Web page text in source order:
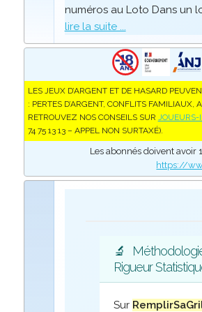
numéros au Loto Dans un
lire la suite ...
LES JEUX D’ARGENT ET DE HASARD
: PERTES D’ARGENT, CONFLITS FAMILIAUX,
RETROUVEZ NOS CONSEILS SUR JOUEURS-
74 75 13 13 – APPEL NON SURTAXÉ).
Les abonnés doivent avoir
https://
🔬
Rigueur
Sur